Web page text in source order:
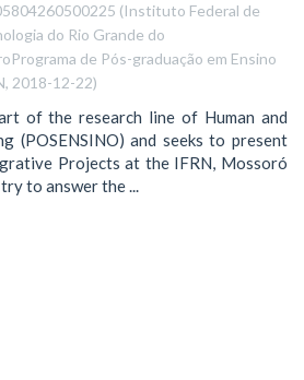
(Instituto Federal de
do Rio Grande do
de Pós-graduação em Ensino
, 2018-12-22)
of the research line of Human and
(POSENSINO) and seeks to present
Projects at the IFRN, Mossoró
to answer the ...